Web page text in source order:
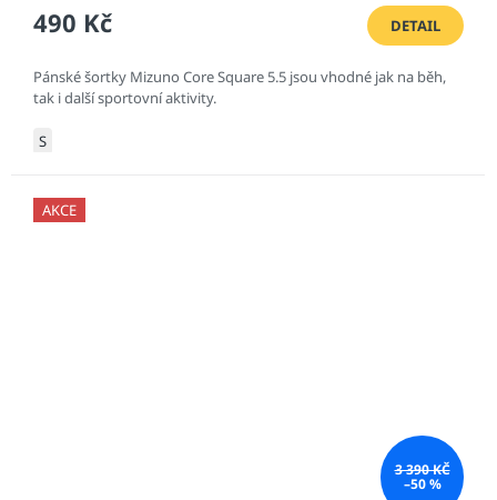
490 Kč DETAIL
Pánské šortky Mizuno Core Square 5.5 jsou vhodné jak na běh,
tak i další sportovní aktivity.
S
AKCE
3 390 KČ
–50 %